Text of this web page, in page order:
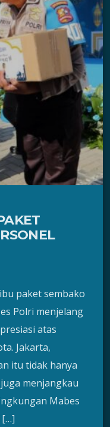
paket sembako
Polri menjelang
atas
Jakarta,
itu tidak hanya
menjangkau
Mabes
[…]